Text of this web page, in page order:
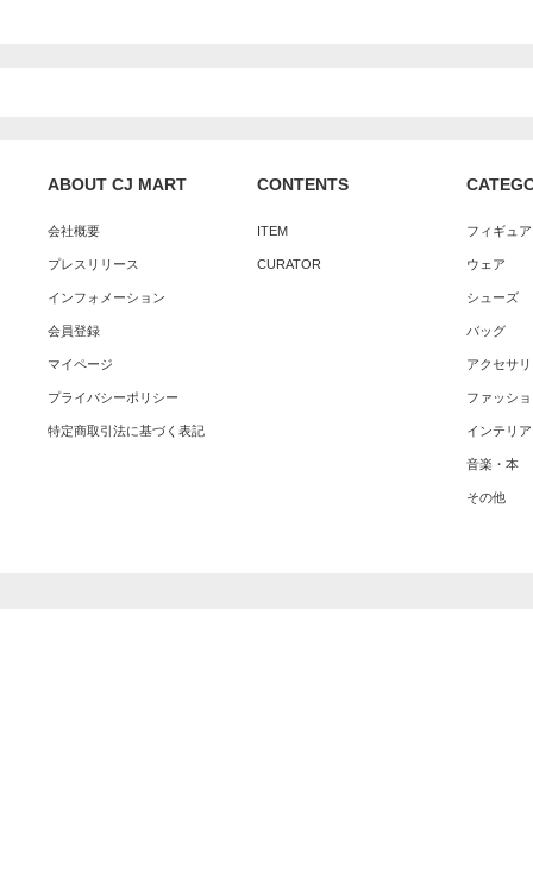
ABOUT CJ MART
会社概要
プレスリリース
インフォメーション
会員登録
マイページ
プライバシーポリシー
特定商取引法に基づく表記
CONTENTS
ITEM
CURATOR
フィギュ
ウェア
シューズ
バッグ
アクセサ
ファッシ
インテリア
音楽・本
その他